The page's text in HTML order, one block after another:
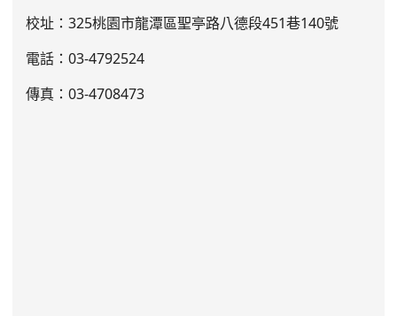
校址：325桃園市龍潭區聖亭路八德段451巷140號
電話：03-4792524
傳真：03-4708473